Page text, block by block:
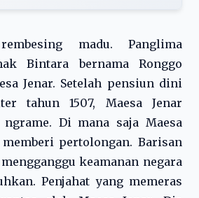
madu. Panglima
Bintara bernama Ronggo
Jenar. Setelah pensiun dini
tahun 1507, Maesa Jenar
Di mana saja Maesa
pertolongan. Barisan
keamanan negara
Penjahat yang memeras